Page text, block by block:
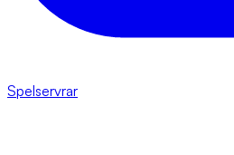
Spelservrar